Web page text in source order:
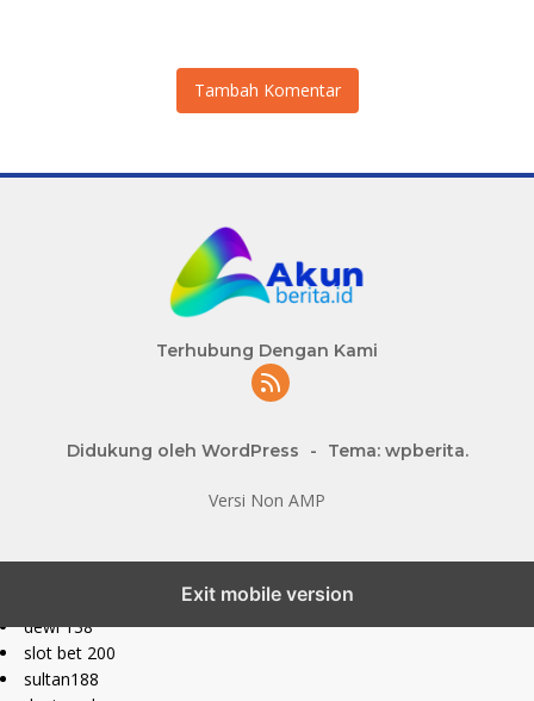
Tambah Komentar
Terhubung Dengan Kami
Didukung oleh WordPress - Tema: wpberita.
Versi Non AMP
Exit mobile version
dewi 138
slot bet 200
sultan188